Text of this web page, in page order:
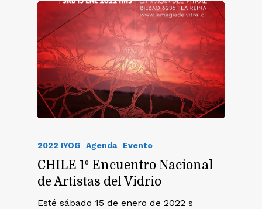
2022 IYOG Agenda Evento
CHILE 1º Encuentro Nacional
de Artistas del Vidrio
Esté sábado 15 de enero de 2022 s